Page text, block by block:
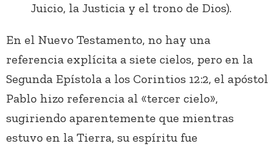
Juicio, la Justicia y el trono de Dios).
En el Nuevo Testamento, no hay una
referencia explícita a siete cielos, pero en la
Segunda Epístola a los Corintios 12:2, el apóstol
Pablo hizo referencia al «tercer cielo»,
sugiriendo aparentemente que mientras
estuvo en la Tierra, su espíritu fue